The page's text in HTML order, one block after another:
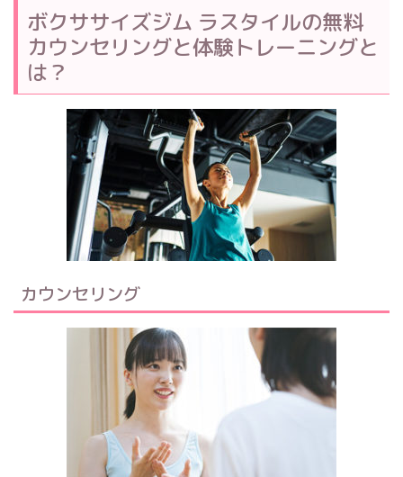
ボクササイズジム ラスタイルの無料
カウンセリングと体験トレーニングと
は？
カウンセリング